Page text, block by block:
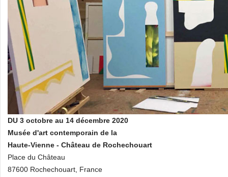
DU 3 octobre au 14 décembre 2020
Musée d'art contemporain de la
Haute-Vienne - Château de Rochechouart
Place du Château
87600 Rochechouart, France